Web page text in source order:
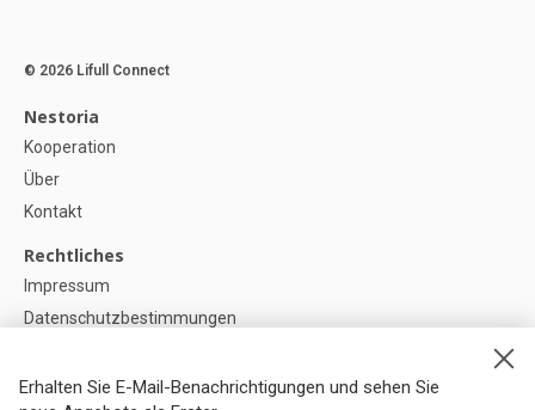
Erhalten Sie E-Mail-Benachrichtigungen und sehen Sie
© 2026 Lifull Connect
Nestoria
Kooperation
Über
Kontakt
Rechtliches
Impressum
Datenschutzbestimmungen
Cookie-Einstellunge